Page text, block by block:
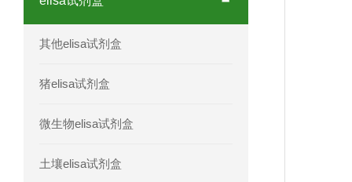
人蓝氏贾第虫(GL)elisa试剂盒厂家直销
其他elisa试剂盒
猪elisa试剂盒
微生物elisa试剂盒
土壤elisa试剂盒